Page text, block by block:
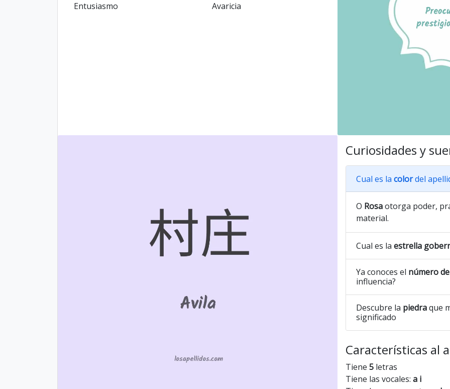
Entusiasmo
Avaricia
Curiosidades y
Cual es la colordel
O Rosaotorga poder,
material.
Cual es la estrella
Ya conoces el número
influencia?
Descubre la piedraque
significado
Características al
Tiene 5 letras
Tiene las vocales: a i